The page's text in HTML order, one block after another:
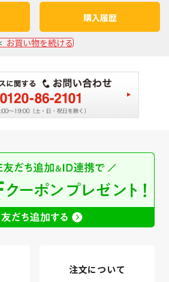
購入履歴
注文について